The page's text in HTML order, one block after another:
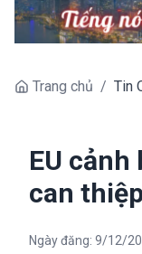
Trang chủ / Tin
EU cảnh
can
Ngày đăng: 9/12/